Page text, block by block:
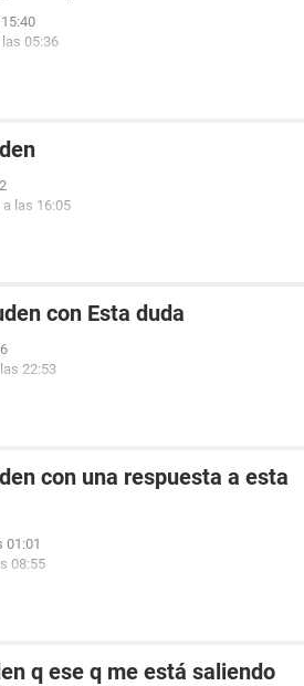
05:36
a las 16:05
con Esta duda
22:53
con una respuesta a esta
01:01
08:55
q ese q me está saliendo